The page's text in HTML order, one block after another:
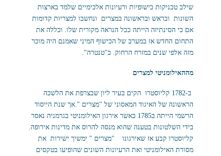
שילב טכניקות כישופיות ורעיונות אלכימיים שלמד בארצות
השונות ובראש ובראשונה במצרים ונחשבו למצריות קדומות
אם כי הסינתיזה הייתה ככל הנראה מקורית שלו. וכללה את
התחום החדש אז במערב של הכישוף המיני שאמנם היה מוכר
מזה אלפי שנים במזרח הרחוק. כ"טנטרה".
מההאילומניטי למצרים
ב-1782 קליוסטרו הקים בעיר ליון שבצרפת את הלשכה
הראשונה של האיגוד המאסוני של "מצרים ".אך שנת הייסוד
הרשמי הייתה ב1785 כאשר אירגון האילומניטי בגרמניה נאסר
בידי השלטונות בטענה שהוא מנסה להרוס את מדינות אירופה.
קליוסטרו קבע אז שאירגונו "מצרים " ימשיך ישירות את
מסורת האילומניטי ואת הרעיונות השונים שהופיעו בטקסים